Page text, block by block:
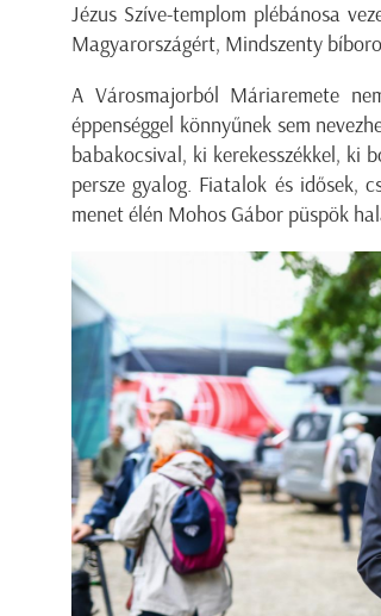
Jézus Szíve-templom plébánosa
Magyarországért, Mindszenty
A Városmajorból Máriaremete
éppenséggel könnyűnek sem
babakocsival, ki kerekesszékkel, ki
persze gyalog. Fiatalok és idősek,
menet élén Mohos Gábor püspök